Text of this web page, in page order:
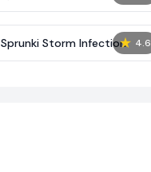
★ 4.6
Sprunki Storm Infection